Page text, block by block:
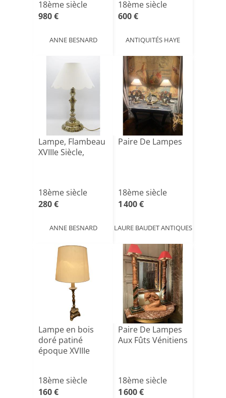
18ème siècle
980 €
ANNE BESNARD
18ème siècle
600 €
ANTIQUITÉS HAYE
Lampe, Flambeau
XVIIIe Siècle,
18ème siècle
280 €
ANNE BESNARD
Paire De Lampes
18ème siècle
1 400 €
LAURE BAUDET ANTIQUES
Lampe en bois
doré patiné
époque XVIIIe
18ème siècle
160 €
Paire De Lampes
Aux Fûts Vénitiens
18ème siècle
1 600 €